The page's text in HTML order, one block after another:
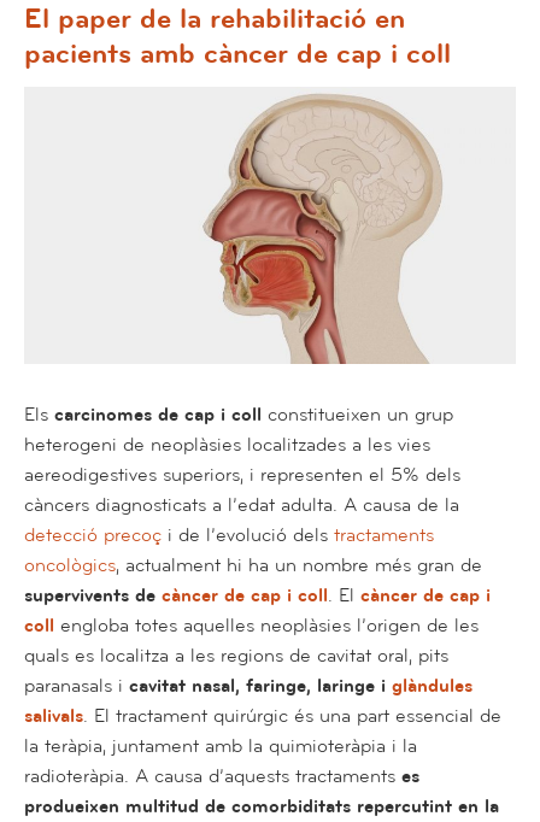
El paper de la rehabilitació en
pacients amb càncer de cap i coll
Els carcinomes de cap i coll constitueixen un grup
heterogeni de neoplàsies localitzades a les vies
aereodigestives superiors, i representen el 5% dels
càncers diagnosticats a l’edat adulta. A causa de la
detecció precoç i de l’evolució dels tractaments
oncològics, actualment hi ha un nombre més gran de
supervivents de càncer de cap i coll. El càncer de cap i
coll engloba totes aquelles neoplàsies l’origen de les
quals es localitza a les regions de cavitat oral, pits
paranasals i cavitat nasal, faringe, laringe i glàndules
salivals. El tractament quirúrgic és una part essencial de
la teràpia, juntament amb la quimioteràpia i la
radioteràpia. A causa d’aquests tractaments es
produeixen multitud de comorbiditats repercutint en la